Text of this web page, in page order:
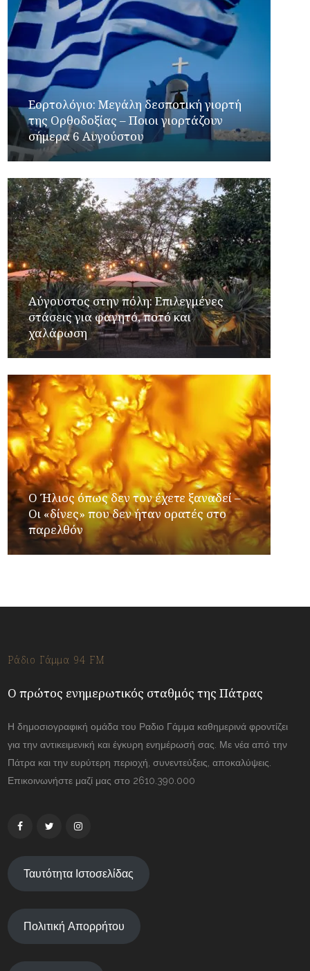
Εορτολόγιο: Μεγάλη δεσποτική γιορτή
της Ορθοδοξίας – Ποιοι γιορτάζουν
σήμερα 6 Αυγούστου
Αύγουστος στην πόλη: Επιλεγμένες
στάσεις για φαγητό, ποτό και
χαλάρωση
Ο Ήλιος όπως δεν τον έχετε ξαναδεί –
Οι «δίνες» που δεν ήταν ορατές στο
παρελθόν
Ράδιο Γάμμα 94 FM
Ο πρώτος ενημερωτικός σταθμός της Πάτρας
Η δημοσιογραφική ομάδα του Ραδιο Γάμμα καθημερινά φροντίζει
για την αντικειμενική και έγκυρη ενημέρωσή σας. Με νέα από την
Πάτρα και την ευρύτερη περιοχή, συνεντεύξεις, αποκαλύψεις.
Επικοινωνήστε μαζί μας στο 2610.390.000
Ταυτότητα Ιστοσελίδας
Πολιτική Απορρήτου